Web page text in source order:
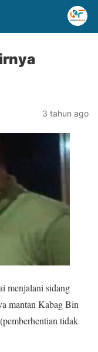
3 tahun ago
menjalani sidang
mantan Kabag Bin
tidak